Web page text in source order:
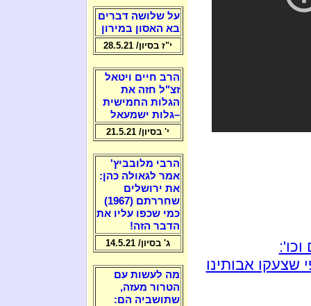
אבותינו
על שלושה דברים
בא האסון במירון
י"ז בסיון/ 28.5.21
הרב חיים ויטאל
זצ"ל חזה את
הגלות החמישית
–גלות ישמעאל
י' בסיון/ 21.5.21
הרבי מלובביץ'
אמר לגאולה כהן:
את ירושלים
שחררתם (1967)
כמי שכפו עליו את
הדבר הזה!
ג' בסיון/ 14.5.21
מה לעשות עם
הטרור מעזה,
שתושביה הם: